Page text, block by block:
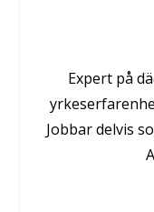
Expert på
Jobbar delvis